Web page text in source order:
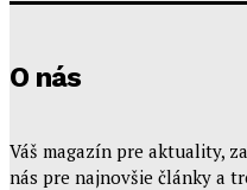
O nás
Váš magazín pre aktuality,
nás pre najnovšie články a